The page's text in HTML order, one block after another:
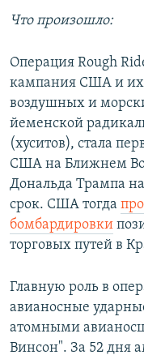
Что произошло:
Операция Rough
кампания США и их
воздушных и
йеменской
(хуситов), стала
США на Ближнем
Дональда Трампа
срок. США тогда
бомбардировки
торговых путей в
Главную роль в
авианосные
атомными
Винсон". За 52 дня